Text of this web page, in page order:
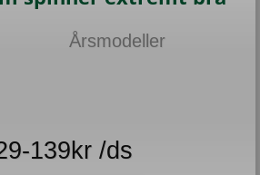
Årsmodeller
139kr /ds